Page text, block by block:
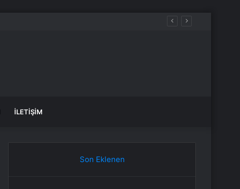
İLETIŞIM
Son Eklenen